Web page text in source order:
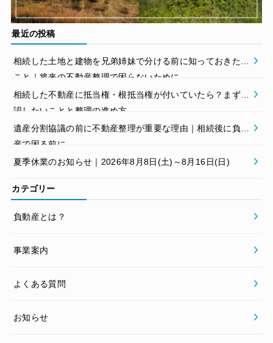
最近の投稿
相続した土地と建物を兄弟姉妹で分ける前に知っておきたい
こと｜将来の不動産整理で困らないために
相続した不動産に抵当権・根抵当権が付いていたら？まず確
認したいことと整理の進め方
遺産分割協議の前に不動産整理が重要な理由｜相続後に負動
産で困る前に
夏季休業のお知らせ｜2026年8月8日(土)～8月16日(日)
カテゴリー
負動産とは？
事業案内
よくある質問
お知らせ